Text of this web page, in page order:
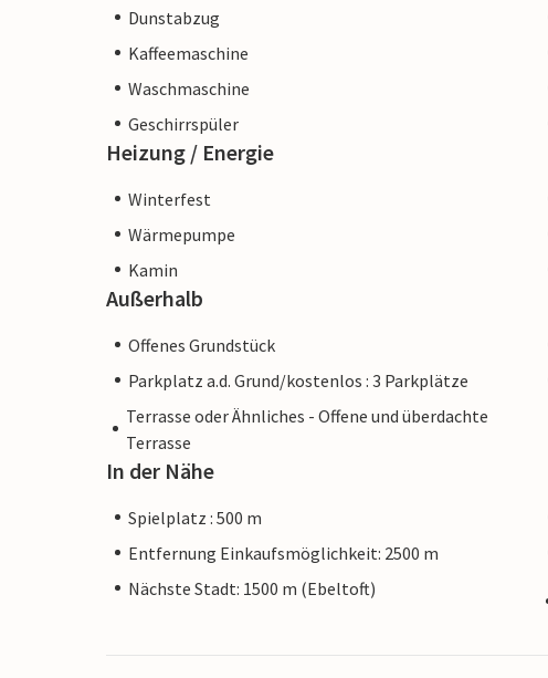
Dunstabzug
Kaffeemaschine
Waschmaschine
Geschirrspüler
Heizung / Energie
Winterfest
Wärmepumpe
Kamin
Außerhalb
Offenes Grundstück
Parkplatz a.d. Grund/kostenlos : 3 Parkplätze
Terrasse oder Ähnliches - Offene und überdachte
Terrasse
In der Nähe
Spielplatz : 500 m
Entfernung Einkaufsmöglichkeit: 2500 m
Nächste Stadt: 1500 m (Ebeltoft)